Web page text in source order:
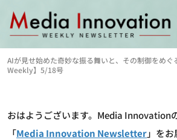
AIが見せ始めた奇妙な振る舞いと、その制御をめ
Weekly】5/18号
おはようございます。Media Innovation
「Media Innovation Newsletter」をお